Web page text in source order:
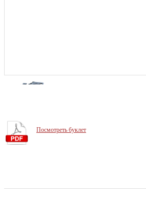
Посмотреть буклет